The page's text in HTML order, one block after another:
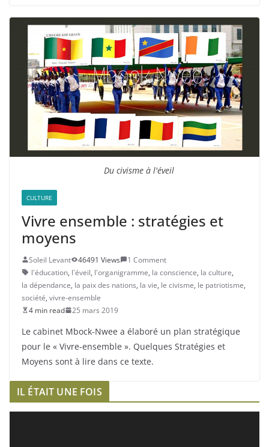
Du civisme à l'éveil
CULTURE
Vivre ensemble : stratégies et
moyens
Soleil Levant 46491 Views
1 Comment
l'éducation, l'éveil, l'organigramme, la conscience, la culture,
la dépendance, la paix des nations, la vie, le civisme, le patriotisme,
société, vivre-ensemble
4 min read
25 mars 2019
Le cabinet Mbock-Nwee a élaboré un plan stratégique
pour le « Vivre-ensemble ». Quelques Stratégies et
Moyens sont à lire dans ce texte.
IL ÉTAIT UNE FOIS